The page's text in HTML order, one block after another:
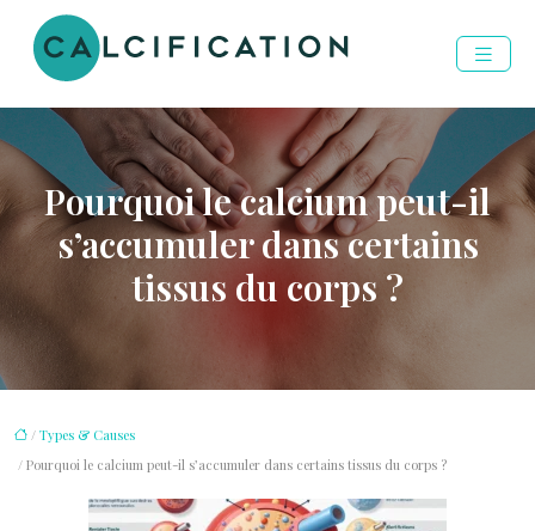
Pourquoi le calcium peut-il
s’accumuler dans certains
tissus du corps ?
/ Types & Causes
/ Pourquoi le calcium peut-il s’accumuler dans certains tissus du corps ?